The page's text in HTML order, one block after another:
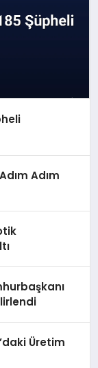
Adım
Üretim